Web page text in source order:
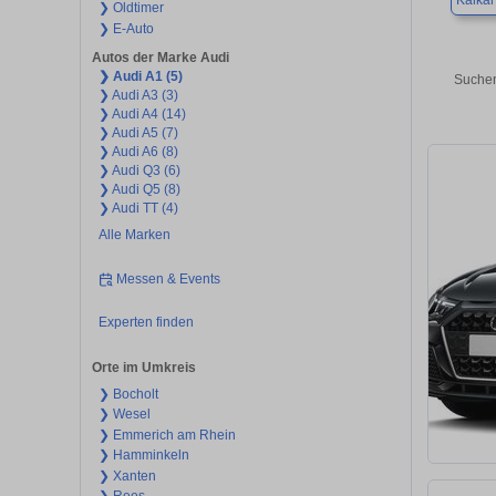
❯ Oldtimer
❯ E-Auto
Autos der Marke Audi
❯ Audi A1 (5)
❯ Audi A3 (3)
❯ Audi A4 (14)
❯ Audi A5 (7)
❯ Audi A6 (8)
❯ Audi Q3 (6)
❯ Audi Q5 (8)
❯ Audi TT (4)
Alle Marken
Messen & Events
Experten finden
Orte im Umkreis
❯ Bocholt
❯ Wesel
❯ Emmerich am Rhein
❯ Hamminkeln
❯ Xanten